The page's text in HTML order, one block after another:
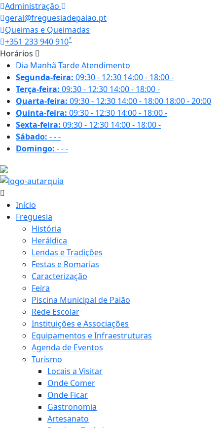
Administração
geral@freguesiadepaiao.pt
Queimas e Queimadas
+351 233 940 910*
Horários
Dia Manhã TardeAtendimento
Segunda-feira: 09:30 - 12:30 14:00 - 18:00-
Terça-feira: 09:30 - 12:30 14:00 - 18:00-
Quarta-feira: 09:30 - 12:30 14:00 - 18:00 18:00 - 20:00
Quinta-feira: 09:30 - 12:30 14:00 - 18:00-
Sexta-feira: 09:30 - 12:30 14:00 - 18:00-
Sábado: ---
Domingo: ---
Início
Freguesia
História
Heráldica
Lendas e Tradições
Festas e Romarias
Caracterização
Feira
Piscina Municipal de Paião
Rede Escolar
Instituições e Associações
Equipamentos e Infraestruturas
Agenda de Eventos
Turismo
Locais a Visitar
Onde Comer
Onde Ficar
Gastronomia
Artesanato